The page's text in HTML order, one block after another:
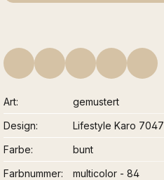
Art
gemustert
Design
Lifestyle Karo 7047
Farbe
bunt
Farbnummer
multicolor - 84